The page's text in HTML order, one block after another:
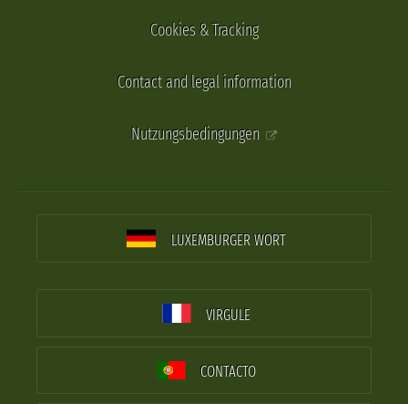
Cookies & Tracking
Contact and legal information
Nutzungsbedingungen
LUXEMBURGER WORT
VIRGULE
CONTACTO